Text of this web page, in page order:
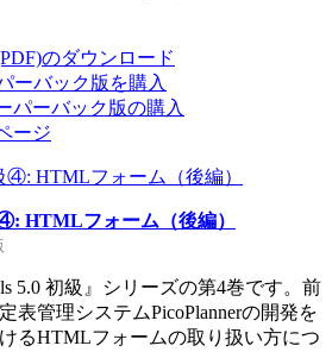
のダウンロード
ーバック版を購入
パーバック版の購入
ージ
HTMLフォーム（後編）
5.0 初級』シリーズの第4巻です。前
表管理システムPicoPlannerの開発を
るHTMLフォームの取り扱い方につ